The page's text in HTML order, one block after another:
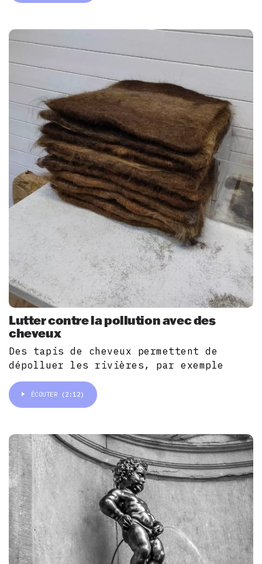
Lutter contre la pollution avec des
cheveux
Des tapis de cheveux permettent de
dépolluer les rivières, par exemple
ÉCOUTER (2:12)